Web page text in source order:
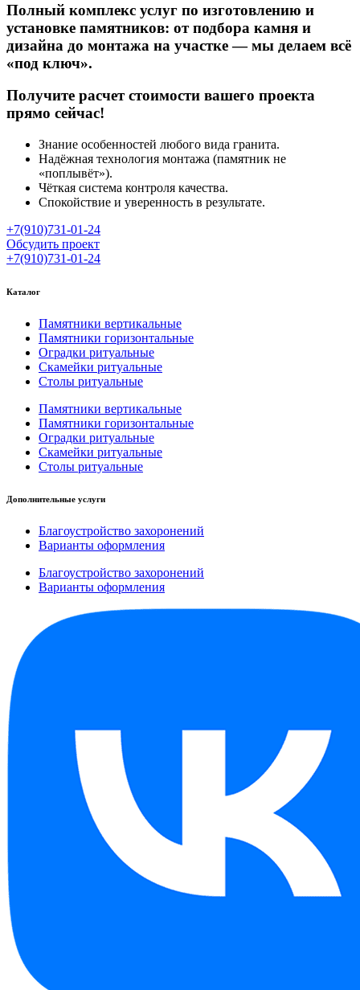
Полный комплекс услуг по изготовлению и
установке памятников: от подбора камня и
дизайна до монтажа на участке — мы делаем всё
«под ключ».
Получите расчет стоимости вашего проекта
прямо сейчас!
Знание особенностей любого вида гранита.
Надёжная технология монтажа (памятник не
«поплывёт»).
Чёткая система контроля качества.
Спокойствие и уверенность в результате.
+7(910)731-01-24
Обсудить проект
+7(910)731-01-24
Каталог
Памятники вертикальные
Памятники горизонтальные
Оградки ритуальные
Скамейки ритуальные
Столы ритуальные
Памятники вертикальные
Памятники горизонтальные
Оградки ритуальные
Скамейки ритуальные
Столы ритуальные
Дополнительные услуги
Благоустройство захоронений
Варианты оформления
Благоустройство захоронений
Варианты оформления